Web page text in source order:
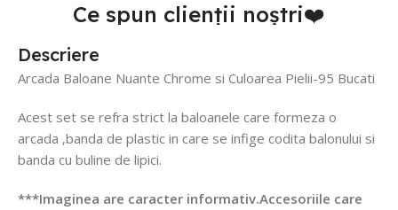
Ce spun clienții noștri❤️
Descriere
Arcada Baloane Nuante Chrome si Culoarea Pielii-95 Bucati
Acest set se refra strict la baloanele care formeza o
arcada ,banda de plastic in care se infige codita balonului si
banda cu buline de lipici.
***Imaginea are caracter informativ.Accesoriile care